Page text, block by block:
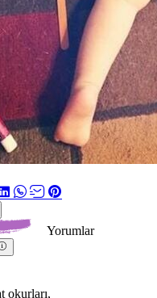
Yorumlar
okurları,